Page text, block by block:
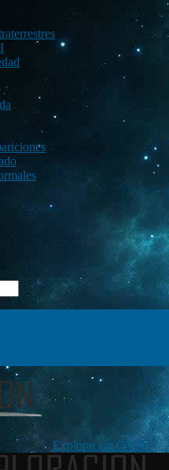
Exploración OVNI